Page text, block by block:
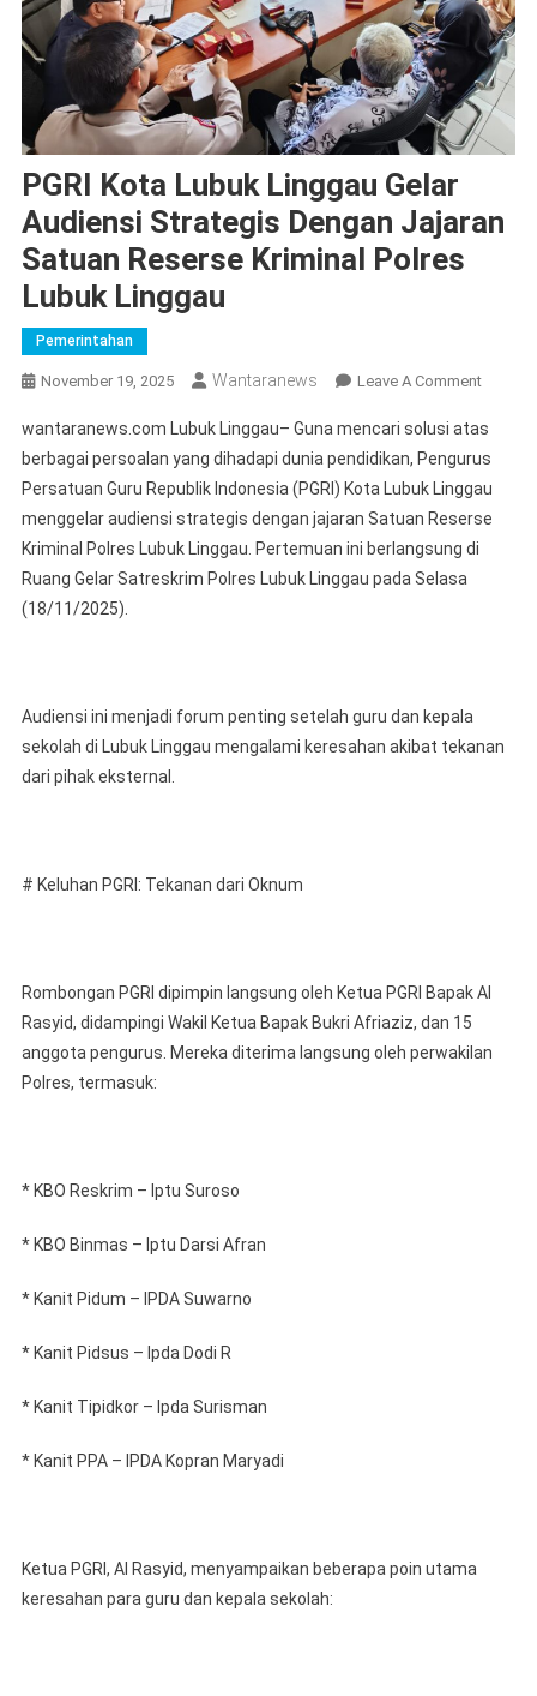
PGRI Kota Lubuk Linggau Gelar
Audiensi Strategis Dengan Jajaran
Satuan Reserse Kriminal Polres
Lubuk Linggau
Pemerintahan
November 19, 2025 Wantaranews Leave A CommentOn
Kota
Lubuk
Linggau
Gelar
Polres
wantaranews.com Lubuk Linggau– Guna mencari solusi atas
berbagai persoalan yang dihadapi dunia pendidikan, Pengurus
Persatuan Guru Republik Indonesia (PGRI) Kota Lubuk Linggau
menggelar audiensi strategis dengan jajaran Satuan Reserse
Kriminal Polres Lubuk Linggau. Pertemuan ini berlangsung di
Ruang Gelar Satreskrim Polres Lubuk Linggau pada Selasa
(18/11/2025).
Audiensi ini menjadi forum penting setelah guru dan kepala
sekolah di Lubuk Linggau mengalami keresahan akibat tekanan
dari pihak eksternal.
# Keluhan PGRI: Tekanan dari Oknum
Rombongan PGRI dipimpin langsung oleh Ketua PGRI Bapak Al
Rasyid, didampingi Wakil Ketua Bapak Bukri Afriaziz, dan 15
anggota pengurus. Mereka diterima langsung oleh perwakilan
Polres, termasuk:
* KBO Reskrim – Iptu Suroso
* KBO Binmas – Iptu Darsi Afran
* Kanit Pidum – IPDA Suwarno
* Kanit Pidsus – Ipda Dodi R
* Kanit Tipidkor – Ipda Surisman
* Kanit PPA – IPDA Kopran Maryadi
Ketua PGRI, Al Rasyid, menyampaikan beberapa poin utama
keresahan para guru dan kepala sekolah: